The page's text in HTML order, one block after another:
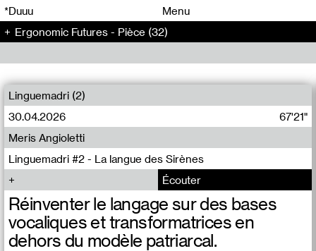
*Duuu
Menu
Ergonomic Futures - Pièce (32)
Linguemadri (2)
30.04.2026
67'21"
Linguemadri #2 - La langue des Sirènes
Meris Angioletti
Écouter
Réinventer le langage sur des bases
vocaliques et transformatrices en
dehors du modèle patriarcal.
00 00
00 00